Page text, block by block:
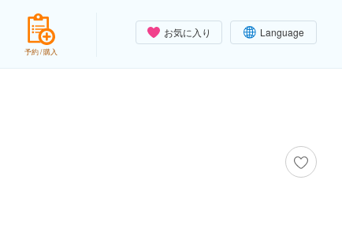
お気に入り Language
予約 / 購入